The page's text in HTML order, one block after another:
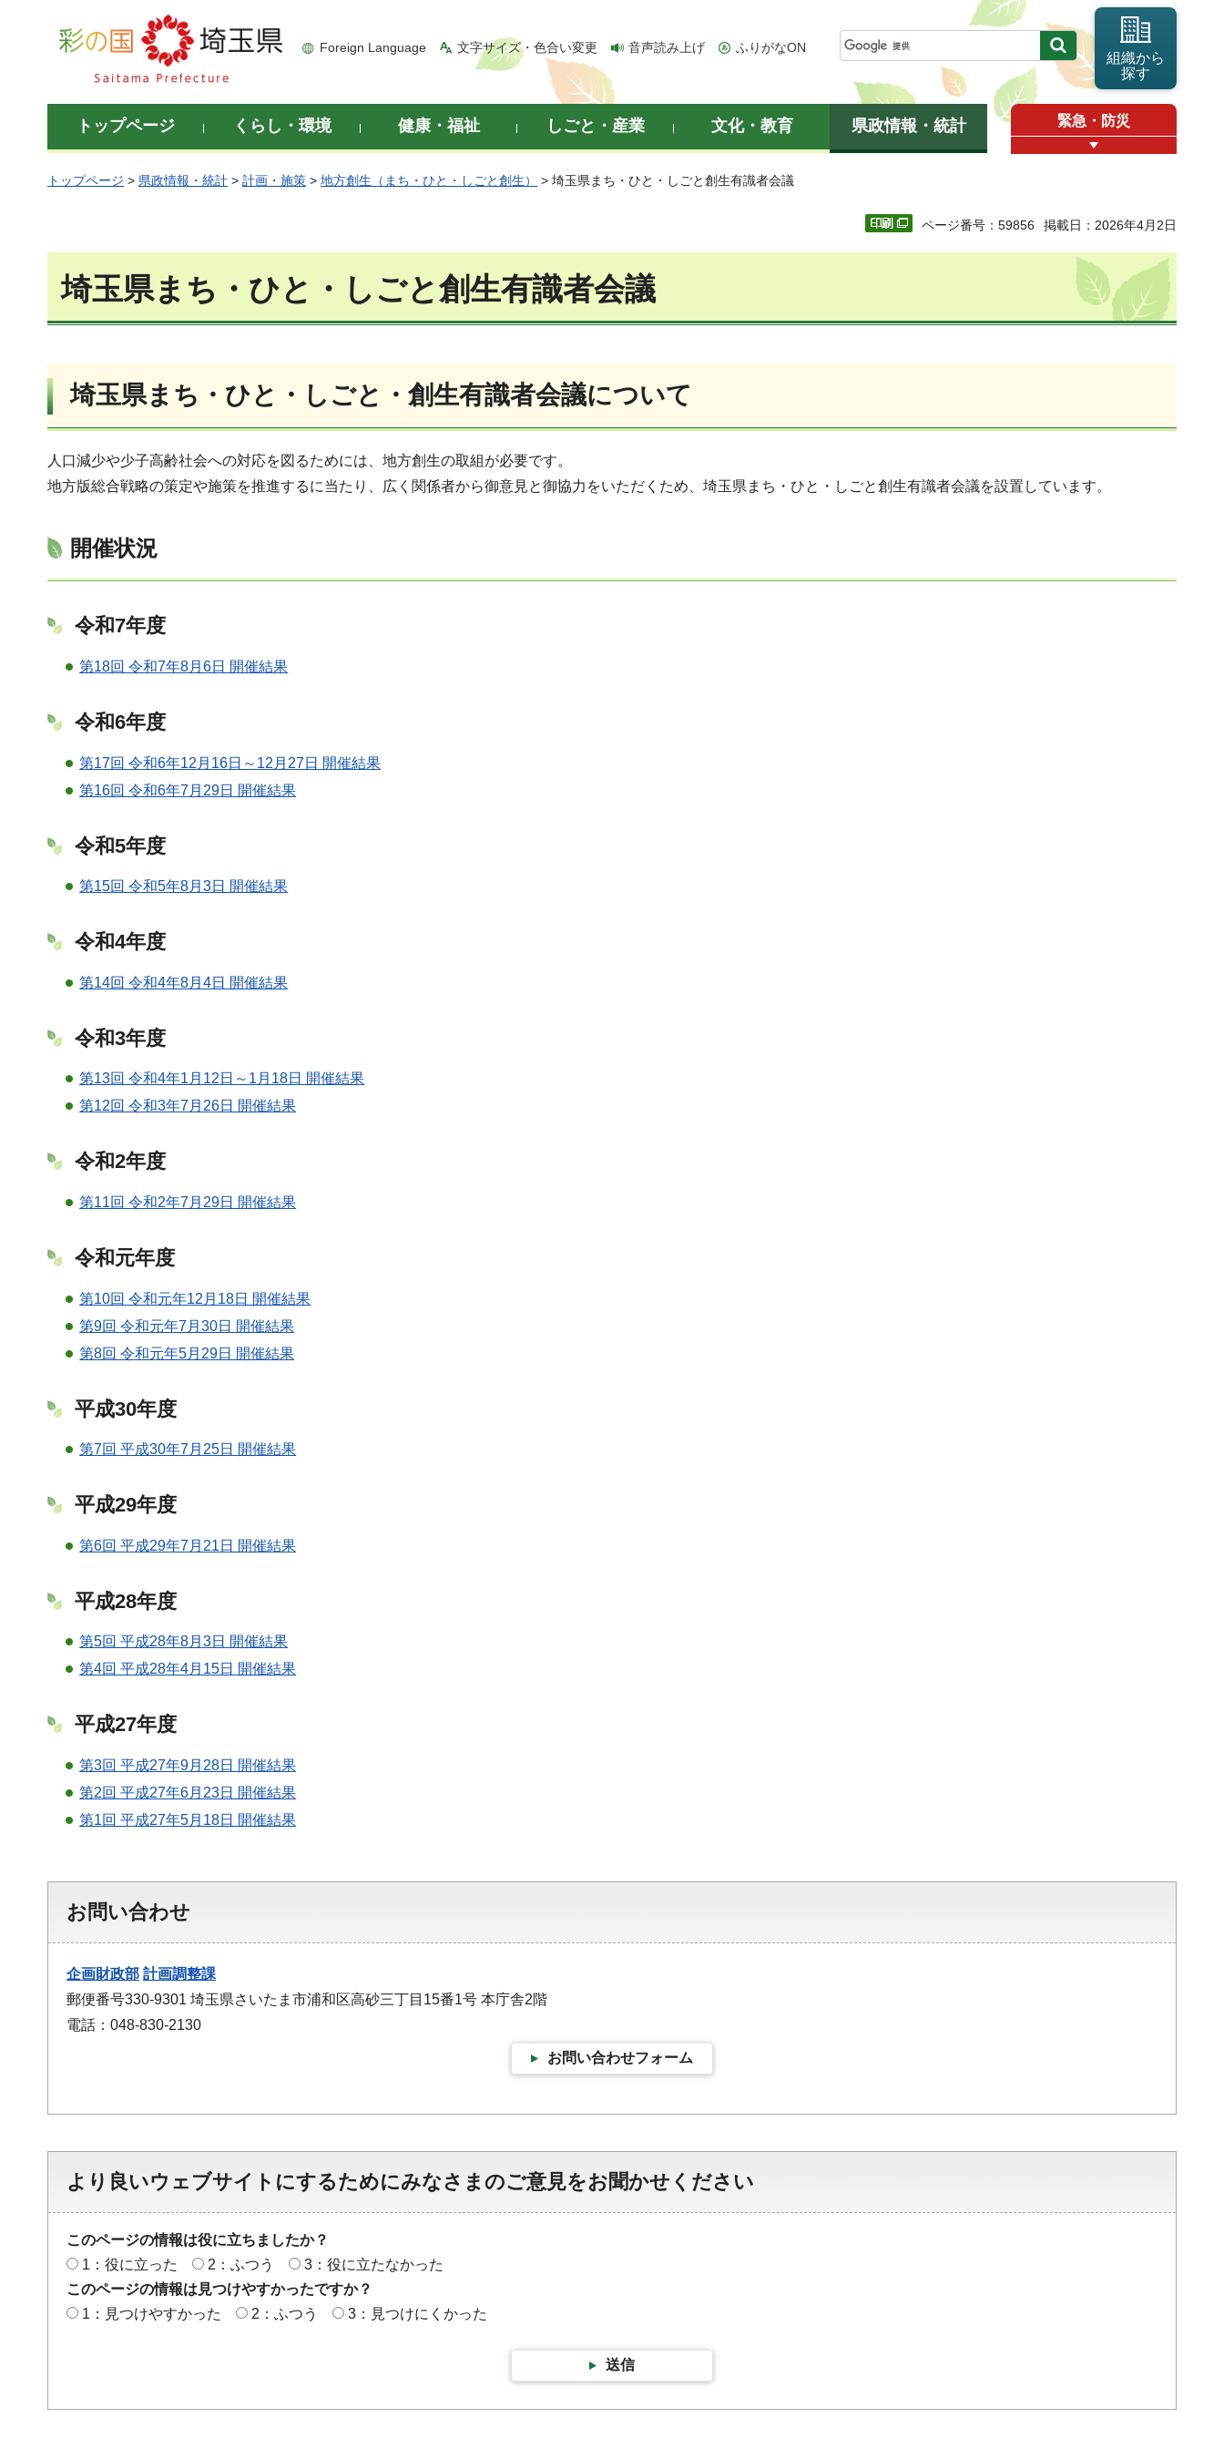
彩の国 埼玉県
Foreign Language 文字サイズ・色合い変更 音声読み上げ ふりがなON
組織から
探す
トップページ くらし・環境 健康・福祉 しごと・産業 文化・教育 県政情報・統計 緊急・防災
トップページ > 県政情報・統計 > 計画・施策 > 地方創生（まち・ひと・しごと創生） > 埼玉県まち・ひと・しごと創生有識者会議
ページ番号：59856 掲載日：2026年4月2日
埼玉県まち・ひと・しごと創生有識者会議
埼玉県まち・ひと・しごと・創生有識者会議について
人口減少や少子高齢社会への対応を図るためには、地方創生の取組が必要です。
地方版総合戦略の策定や施策を推進するに当たり、広く関係者から御意見と御協力をいただくため、埼玉県まち・ひと・しごと創生有識者会議を設置しています。
開催状況
令和7年度
第18回 令和7年8月6日 開催結果
令和6年度
第17回 令和6年12月16日～12月27日 開催結果
第16回 令和6年7月29日 開催結果
令和5年度
第15回 令和5年8月3日 開催結果
令和4年度
第14回 令和4年8月4日 開催結果
令和3年度
第13回 令和4年1月12日～1月18日 開催結果
第12回 令和3年7月26日 開催結果
令和2年度
第11回 令和2年7月29日 開催結果
令和元年度
第10回 令和元年12月18日 開催結果
第9回 令和元年7月30日 開催結果
第8回 令和元年5月29日 開催結果
平成30年度
第7回 平成30年7月25日 開催結果
平成29年度
第6回 平成29年7月21日 開催結果
平成28年度
第5回 平成28年8月3日 開催結果
第4回 平成28年4月15日 開催結果
平成27年度
第3回 平成27年9月28日 開催結果
第2回 平成27年6月23日 開催結果
第1回 平成27年5月18日 開催結果
お問い合わせ
企画財政部 計画調整課
郵便番号330-9301 埼玉県さいたま市浦和区高砂三丁目15番1号 本庁舎2階
電話：048-830-2130
お問い合わせフォーム
より良いウェブサイトにするためにみなさまのご意見をお聞かせください
このページの情報は役に立ちましたか？
1：役に立った
2：ふつう
3：役に立たなかった
このページの情報は見つけやすかったですか？
1：見つけやすかった
2：ふつう 3：見つけにくかった
送信